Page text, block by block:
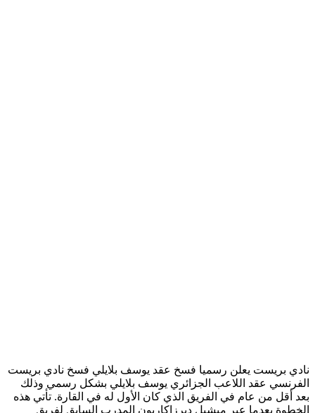
نادي بريست يعلن رسميا فسخ عقد يوسف بلايلي فسخ نادي بريست
الفرنسي عقد اللاعب الجزائري يوسف بلايلي بشكل رسمي وذلك
بعد أقل من عام في الفريق الذي كان الأول له في القارة. تأتي هذه
الخطوة بعدما عبر ميشيل ديرزاكاريون المدرب السابق لفريق